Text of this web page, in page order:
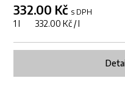
332.00 Kč s DPH
1 l 332.00 Kč / l